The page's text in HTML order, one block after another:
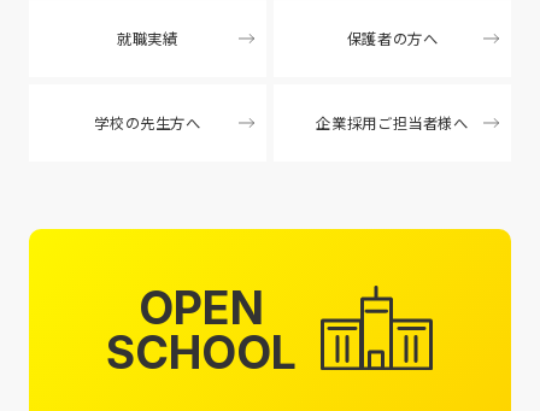
就職実績 保護者の方へ
学校の先生方へ 企業採用ご担当者様へ
OPEN
SCHOOL